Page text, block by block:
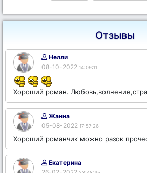
Отзывы
Нелли
08-10-2022 14:09:11
Хороший роман.
Жанна
05-08-2022 17:57:26
Хороший романчик можно разок
Екатерина